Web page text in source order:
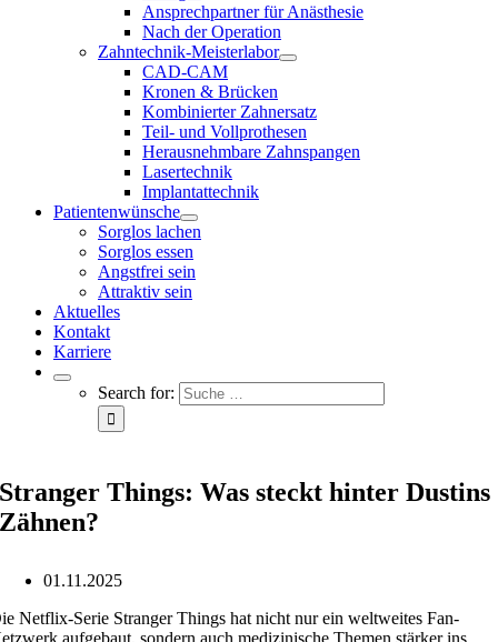
Ansprechpartner für Anästhesie
Nach der Operation
Zahntechnik-Meisterlabor
CAD-CAM
Kronen & Brücken
Kombinierter Zahnersatz
Teil- und Vollprothesen
Herausnehmbare Zahnspangen
Lasertechnik
Implantattechnik
Patientenwünsche
Sorglos lachen
Sorglos essen
Angstfrei sein
Attraktiv sein
Aktuelles
Kontakt
Karriere
Search for:
Stranger Things: Was steckt hinter Dustins
Zähnen?
01.11.2025
Netflix-Serie Stranger Things hat nicht nur ein weltweites Fan-
aufgebaut, sondern auch medizinische Themen stärker ins